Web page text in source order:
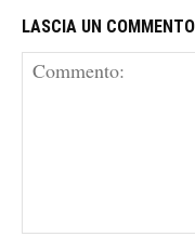
LASCIA UN COMMENTO